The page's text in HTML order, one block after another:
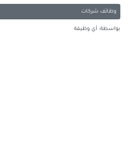
وظائف شركات
بواسطة: أي وظيفة